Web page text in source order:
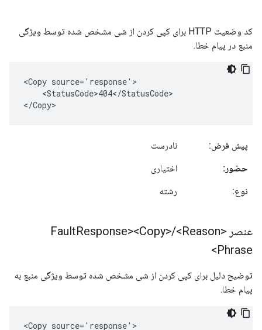
کد وضعیت HTTP برای کپی کردن از شی مشخص شده توسط ویژگی
منبع در پیام خطا.
<Copy source='response'>
    <StatusCode>404</StatusCode>
</Copy>
پیش فرض: نادرست
حضور: اختیاری
نوع: رشته
عنصر <Fault Response><Copy>/<Reason
Phrase>
توضیح دلیل برای کپی کردن از شی مشخص شده توسط ویژگی منبع به
پیام خطا.
<Copy source='response'>